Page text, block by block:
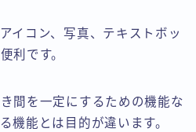
イコン、写真、テキストボッ
利です。
間を一定にするための機能な
機能とは目的が違います。